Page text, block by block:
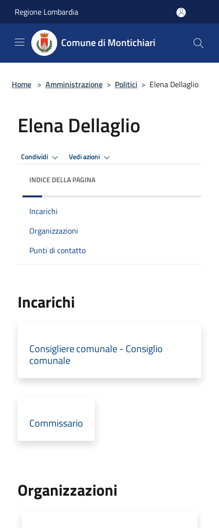
Regione Lombardia
Comune di Montichiari
Home > Amministrazione > Politici > Elena Dellaglio
Elena Dellaglio
Condividi Vedi azioni
INDICE DELLA PAGINA
Incarichi
Organizzazioni
Punti di contatto
Incarichi
Consigliere comunale - Consiglio
comunale
Commissario
Organizzazioni